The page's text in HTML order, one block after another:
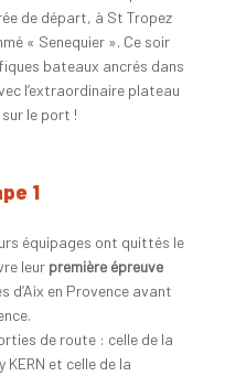
de départ, à St Tropez
« Senequier ». Ce soir
bateaux ancrés dans
l’extraordinaire plateau
le port !
1
équipages ont quittés le
leur première épreuve
d’Aix en Provence avant
de route : celle de la
et celle de la